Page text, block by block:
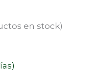
en stock)